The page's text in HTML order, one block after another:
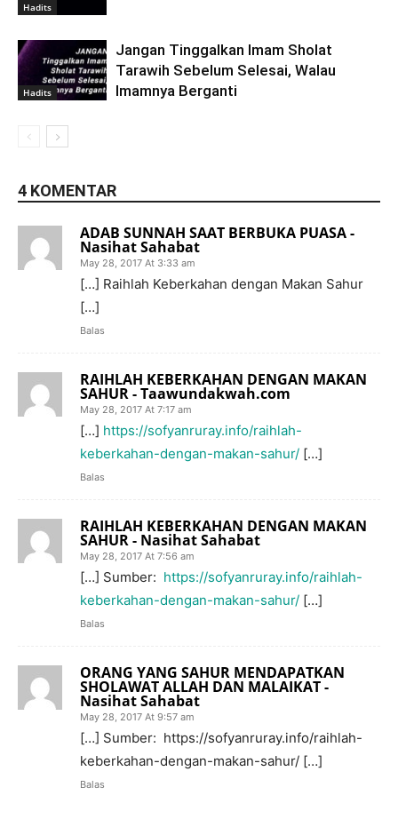
Hadits
Hadits
Jangan Tinggalkan Imam Sholat
Tarawih Sebelum Selesai, Walau
Imamnya Berganti
4 KOMENTAR
ADAB SUNNAH SAAT BERBUKA PUASA -
Nasihat Sahabat
May 28, 2017 At 3:33 am
[…] Raihlah Keberkahan dengan Makan Sahur
[…]
Balas
RAIHLAH KEBERKAHAN DENGAN MAKAN
SAHUR - Taawundakwah.com
May 28, 2017 At 7:17 am
[…] https://sofyanruray.info/raihlah-
keberkahan-dengan-makan-sahur/ […]
Balas
RAIHLAH KEBERKAHAN DENGAN MAKAN
SAHUR - Nasihat Sahabat
May 28, 2017 At 7:56 am
[…] Sumber: https://sofyanruray.info/raihlah-
keberkahan-dengan-makan-sahur/ […]
Balas
ORANG YANG SAHUR MENDAPATKAN
SHOLAWAT ALLAH DAN MALAIKAT -
Nasihat Sahabat
May 28, 2017 At 9:57 am
[…] Sumber: https://sofyanruray.info/raihlah-
keberkahan-dengan-makan-sahur/ […]
Balas